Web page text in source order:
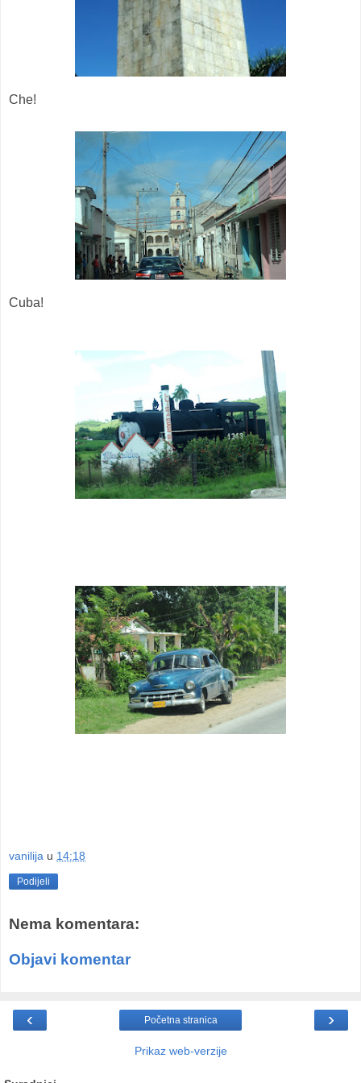
Che!
Cuba!
vanilija u 14:18
Podijeli
Nema komentara:
Objavi komentar
‹ ›
Početna stranica
Prikaz web-verzije